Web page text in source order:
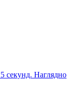
секунд. Наглядно